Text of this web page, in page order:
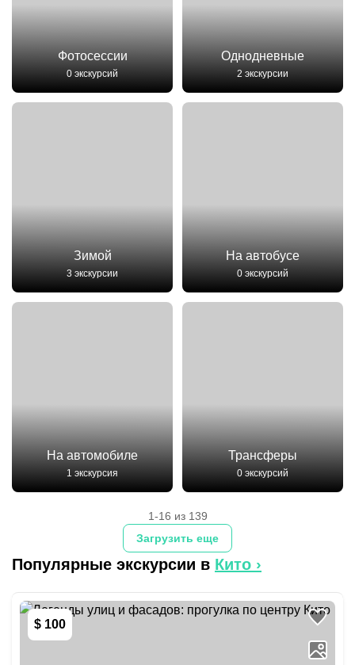
Фотосессии
0 экскурсий
Однодневные
2 экскурсии
Зимой
3 экскурсии
На автобусе
0 экскурсий
На автомобиле
1 экскурсия
Трансферы
0 экскурсий
Загрузить еще
1-16 из 139
Популярные экскурсии в Кито ›
$ 100